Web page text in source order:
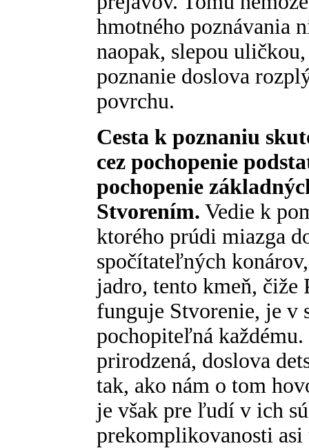
hmotného poznávania
naopak, slepou
poznanie doslova
povrchu.
Cesta k poznaniu
cez pochopenie
pochopenie
Stvorením. Vedie k
ktorého prúdi miazga
spočítateľných
jadro, tento kmeň, čiže
funguje Stvorenie, je v
pochopiteľná
prirodzená, doslova
tak, ako nám o tom
je však pre ľudí v ich
prekomplikovanosti